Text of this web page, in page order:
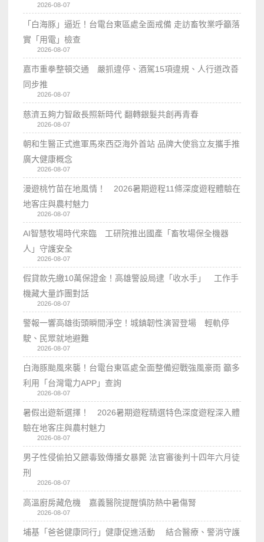
2026-08-07
「白海豚」逼近！台電台東區處全面戒備 走訪畜牧業呼籲落
實「用電」檢查
2026-08-07
嘉市重拳整頓交通 嚴抓違停、酒駕15項違規、人行道改善
同步推
2026-08-07
慈濟五夠力智啟長照新時代 翻轉銀髮共創再青春
2026-08-07
朝和生醫正式進軍馬來西亞海外首站 品牌大使翁立友攜手推
廣大健康概念
2026-08-07
漫遊桃竹苗在地風情！ 2026暑期遊程11條深度遊程體驗在
地客庄與農村魅力
2026-08-07
AI智慧牧場時代來臨 工研院推出國產「畜牧場保全機器
人」守護安全
2026-08-07
假貸款先繳10萬保證金！高雄警設局逮「收水手」 工作手
機藏大量詐團對話
2026-08-07
警報一響高雄街頭瞬間淨空！城鎮韌性演習登場 輕軌停
駛、民眾就地避難
2026-08-07
白海豚颱風來襲！台電台東區處全面整備迎戰強風豪雨 籲多
利用「台灣電力APP」查詢
2026-08-07
暑假出遊新選擇！ 2026暑期遊程精選特色深度遊程深入體
驗在地客庄與農村魅力
2026-08-07
男子性侵偷拍又餵毒致傳播女暴斃 法官審後判十四年六月徒
刑
2026-08-07
高溫廚房藏危機 嘉義醫院提醒慎防熱中暑傷腎
2026-08-07
埔基「爸爸健康同行」健康促進活動 結合醫療、警消守護